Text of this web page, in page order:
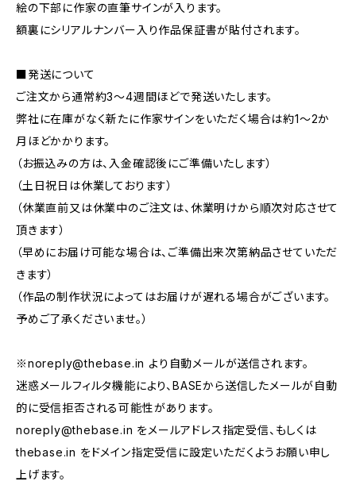
絵の下部に作家の直筆サインが入ります。
額裏にシリアルナンバー入り作品保証書が貼付されます。
■発送について
ご注文から通常約3〜4週間ほどで発送いたします。
弊社に在庫がなく新たに作家サインをいただく場合は約1〜2か
月ほどかかります。
（お振込みの方は、入金確認後にご準備いたします）
（土日祝日は休業しております）
（休業直前又は休業中のご注文は、休業明けから順次対応させて
頂きます）
（早めにお届け可能な場合は、ご準備出来次第納品させていただ
きます）
（作品の制作状況によってはお届けが遅れる場合がございます。
予めご了承くださいませ。）
※noreply@thebase.in より自動メールが送信されます。
迷惑メールフィルタ機能により、BASEから送信したメールが自動
的に受信拒否される可能性があります。
noreply@thebase.in をメールアドレス指定受信、もしくは
thebase.in をドメイン指定受信に設定いただくようお願い申し
上げます。